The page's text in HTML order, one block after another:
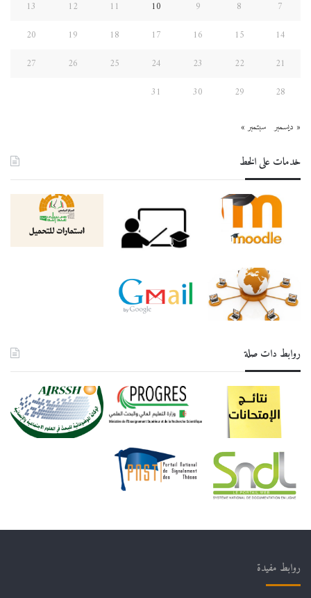
7
8
9
10
11
12
13
14
15
16
17
18
19
20
21
22
23
24
25
26
27
28
29
30
31
« ديسمبر سبتمبر »
خدمات على الخط
روابط دات صلة
روابط مفيدة